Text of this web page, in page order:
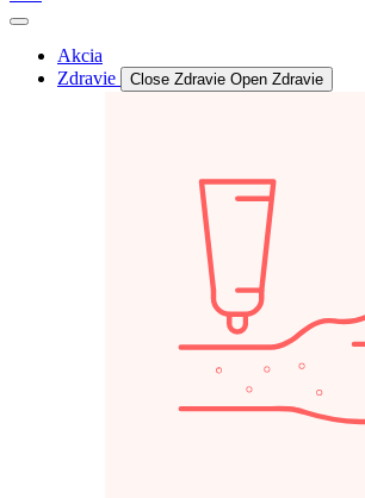
Akcia
Zdravie
Close Zdravie Open Zdravie